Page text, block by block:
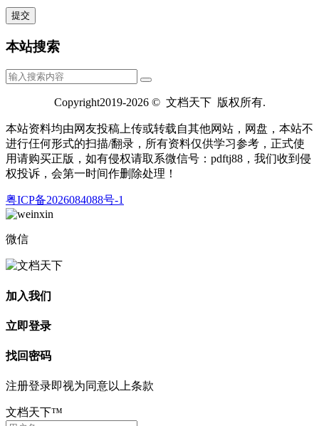
本站搜索
Copyright2019-2026 © 文档天下 版权所有.
本站资料均由网友投稿上传或转载自其他网站，网盘，本站不
进行仼何形式的扫描/翻录，所有资料仅供学习参考，正式使
用请购买正版，如有侵权请取系微信号：pdftj88，我们收到侵
权投诉，会第一时间作删除处理！
粤ICP备2026084088号-1
微信
加入我们
立即登录
找回密码
注册登录即视为同意以上条款
文档天下™